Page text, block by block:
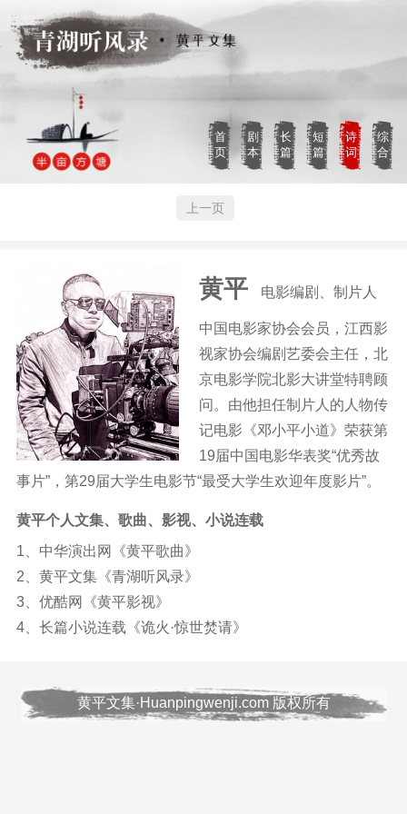
首
页
剧
本
长
篇
短
篇
诗
词
综
合
上一页
黄平 电影编剧、制片人
中国电影家协会会员，江西影
视家协会编剧艺委会主任，北
京电影学院北影大讲堂特聘顾
问。由他担任制片人的人物传
记电影《邓小平小道》荣获第
19届中国电影华表奖“优秀故
事片”，第29届大学生电影节“最受大学生欢迎年度影片”。
黄平个人文集、歌曲、影视、小说连载
1、 中华演出网《黄平歌曲》
2、 黄平文集《青湖听风录》
3、 优酷网《黄平影视》
4、 长篇小说连载《诡火·惊世焚请》
黄平文集·Huanpingwenji.com 版权所有